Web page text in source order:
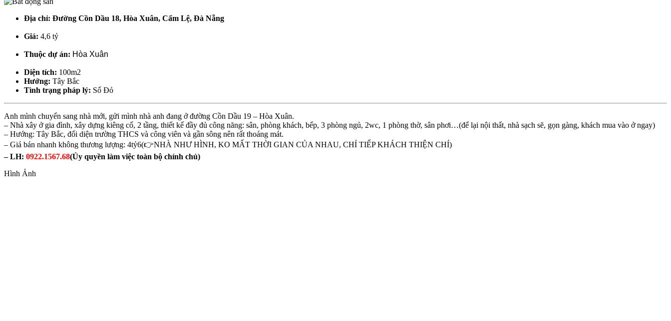
Địa chỉ: Đường Cồn Dầu 18, Hòa Xuân, Cẩm Lệ, Đà Nẵng
Giá: 4,6 tỷ
Thuộc dự án: Hòa Xuân
Diện tích: 100m2
Hướng: Tây Bắc
Tình trạng pháp lý: Sổ Đỏ
Anh mình chuyển sang nhà mới, gửi mình nhà anh đang ở đường Cồn Dầu 19 – Hòa Xuân.
– Nhà xây ở gia đình, xây dựng kiêng cố, 2 tầng, thiết kế đầy đủ công năng: sân, phòng khách, bếp, 3 phòng ngủ, 2wc, 1 phòng thờ, sân phơi…(để lại nội thất, nhà sạch sẽ, gọn gàng, khách mua vào ở ngay)
– Hướng: Tây Bắc, đối diện trường THCS và công viên và gần sông nên rất thoáng mát.
– Giá bán nhanh không thương lượng: 4tỷ6(👉NHÀ NHƯ HÌNH, KO MẤT THỜI GIAN CỦA NHAU, CHỈ TIẾP KHÁCH THIỆN CHÍ)
– LH: 0922.1567.68(Ủy quyền làm việc toàn bộ chính chủ)
Hình Ảnh